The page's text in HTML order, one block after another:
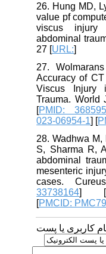
26. Hung MD,
value pf
viscus
abdominal
27 [URL:
27.
Accuracy of
Viscus
Trauma.
[PMID:
023-06954-1] [
28. Wadhwa
S, Sharma R,
abdominal
mesenteric
cases.
33738164
]
[PMCID:
کاربری یا پست